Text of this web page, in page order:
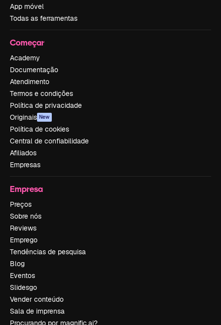
App móvel
Todas as ferramentas
Começar
Academy
Documentação
Atendimento
Termos e condições
Política de privacidade
Originais New
Política de cookies
Central de confiabilidade
Afiliados
Empresas
Empresa
Preços
Sobre nós
Reviews
Emprego
Tendências de pesquisa
Blog
Eventos
Slidesgo
Vender conteúdo
Sala de imprensa
Procurando por magnific.ai?